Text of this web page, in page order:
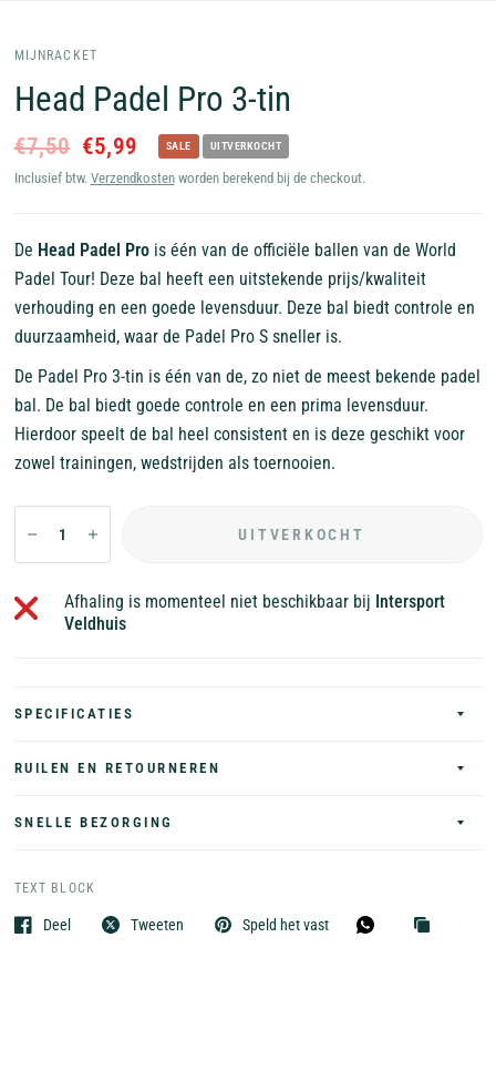
MIJNRACKET
Head Padel Pro 3-tin
€7,50 €5,99 SALE UITVERKOCHT
Inclusief btw. Verzendkostenworden berekend bij de checkout.
De Head Padel Prois één van de officiële ballen van de World
Padel Tour! Deze bal heeft een uitstekende prijs/kwaliteit
verhouding en een goede levensduur. Deze bal biedt controle en
duurzaamheid, waar de Padel Pro S sneller is.
De Padel Pro 3-tin is één van de, zo niet de meest bekende padel
bal. De bal biedt goede controle en een prima levensduur.
Hierdoor speelt de bal heel consistent en is deze geschikt voor
zowel trainingen, wedstrijden als toernooien.
UITVERKOCHT
Afhaling is momenteel niet beschikbaar bij Intersport
Veldhuis
SPECIFICATIES
RUILEN EN RETOURNEREN
SNELLE BEZORGING
TEXT BLOCK
Deel Tweeten Speld het vast